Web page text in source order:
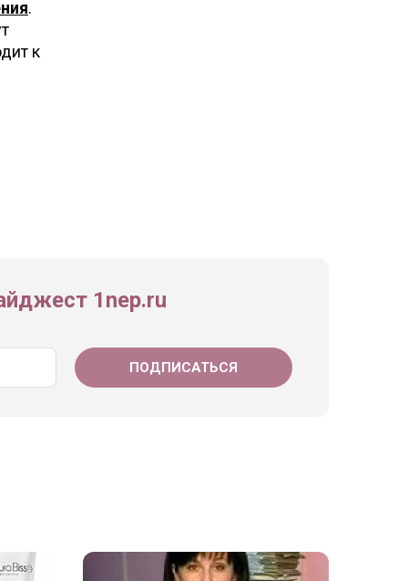
.
к
1nep.ru